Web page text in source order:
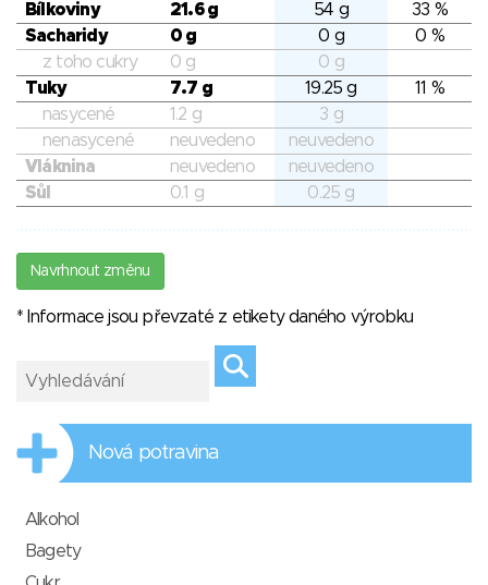
Bílkoviny
21.6 g 54 g
33 %
Sacharidy
0 g 0 g
0 %
z toho cukry
0 g
0 g
Tuky
7.7 g 19.25 g
11 %
nasycené
1.2 g
3 g
nenasycené
neuvedeno
neuvedeno
Vláknina
neuvedeno
neuvedeno
Sůl
0.1 g 0.25 g
Navrhnout změnu
* Informace jsou převzaté z etikety daného výrobku
Nová potravina
Alkohol
Bagety